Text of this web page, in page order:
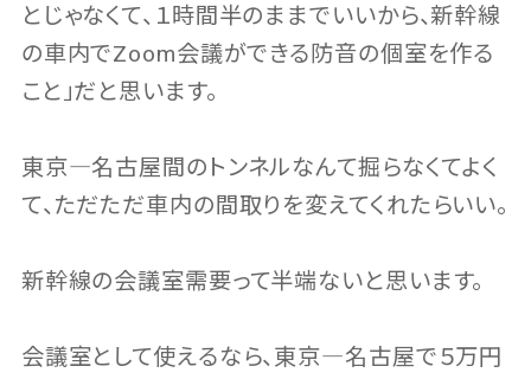
とじゃなくて、１時間半のままでいいから、新幹線
の車内でZoom会議ができる防音の個室を作る
こと」だと思います。
東京―名古屋間のトンネルなんて掘らなくてよく
て、ただただ車内の間取りを変えてくれたらいい。
新幹線の会議室需要って半端ないと思います。
会議室として使えるなら、東京―名古屋で５万円